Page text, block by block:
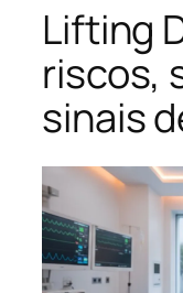
Lifting
riscos,
sinais